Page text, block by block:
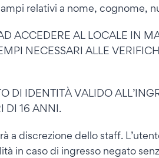
relativi a nome, cognome,
ACCEDERE AL LOCALE IN
NECESSARI ALLE
DI IDENTITÀ VALIDO
DI 16 ANNI.
a discrezione dello staff.
in caso di ingresso negato